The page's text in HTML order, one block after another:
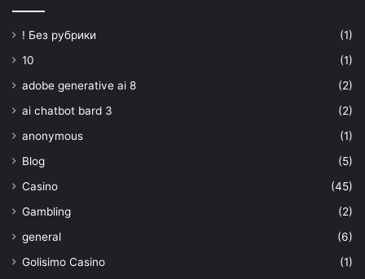
! Без рубрики
(1)
10
(1)
adobe generative ai 8
(2)
ai chatbot bard 3
(2)
anonymous
(1)
Blog
(5)
Casino
(45)
Gambling
(2)
general
(6)
Golisimo Casino
(1)